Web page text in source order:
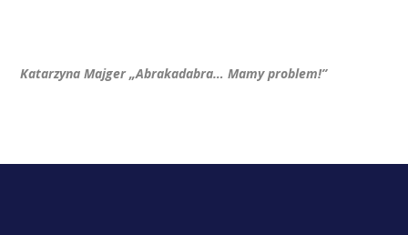
Katarzyna Majger „Abrakadabra… Mamy problem!”